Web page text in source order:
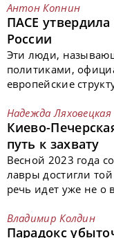
Антон Копнин
ПАСЕ утвердила
России
Эти люди,
политиками,
европейские
Надежда Ляховецкая
Киево-
путь к захвату
Весной 2023 года
лавры достигли
речь идет уже не о
Владимир Колдин
Парадокс